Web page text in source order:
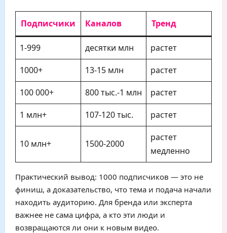
Подписчики Каналов Тренд
1-999 десятки млн
растет
1000+
13-15 млн
растет
100 000+
800 тыс.-1 млн
растет
1 млн+
107-120 тыс. растет
10 млн+ 1500-2000
растет
медленно
Практический вывод: 1000 подписчиков — это не
финиш, а доказательство, что тема и подача начали
находить аудиторию. Для бренда или эксперта
важнее не сама цифра, а кто эти люди и
возвращаются ли они к новым видео.